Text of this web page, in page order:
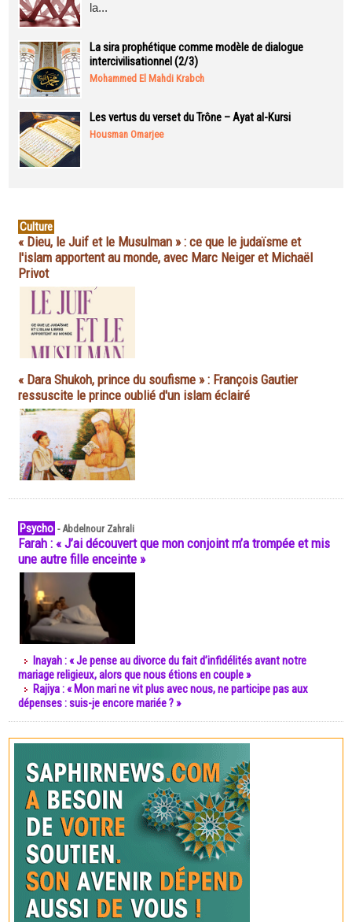
la...
La sira prophétique comme modèle de dialogue
intercivilisationnel (2/3)
Mohammed El Mahdi Krabch
Les vertus du verset du Trône – Ayat al-Kursi
Housman Omarjee
Culture
« Dieu, le Juif et le Musulman » : ce que le judaïsme et
l'islam apportent au monde, avec Marc Neiger et Michaël
Privot
« Dara Shukoh, prince du soufisme » : François Gautier
ressuscite le prince oublié d'un islam éclairé
Psycho -Abdelnour Zahrali
Farah : « J’ai découvert que mon conjoint m’a trompée et mis
une autre fille enceinte »
Inayah : « Je pense au divorce du fait d’infidélités avant notre
mariage religieux, alors que nous étions en couple »
Rajiya : « Mon mari ne vit plus avec nous, ne participe pas aux
dépenses : suis-je encore mariée ? »